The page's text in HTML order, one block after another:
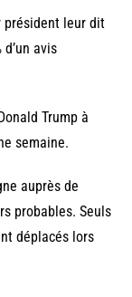
président leur dit
avis
Trump à
semaine.
auprès de
probables. Seuls
déplacés lors